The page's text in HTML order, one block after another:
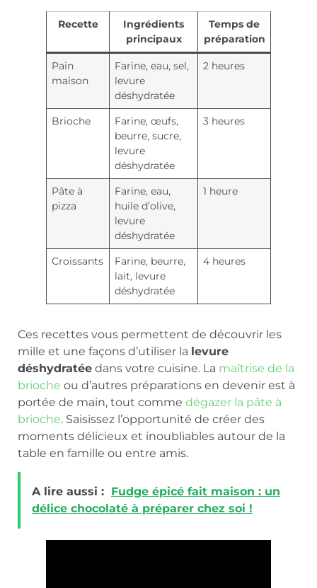
Recette
Ingrédients
principaux
Temps de
préparation
Pain
maison
Farine, eau, sel,
levure
déshydratée
2 heures
Brioche
Farine, œufs,
beurre, sucre,
levure
déshydratée
3 heures
Pâte à
pizza
Farine, eau,
huile d’olive,
levure
déshydratée
1 heure
Croissants
Farine, beurre,
lait, levure
déshydratée
4 heures
Ces recettes vous permettent de découvrir les
mille et une façons d’utiliser la levure
déshydratée dans votre cuisine. La maîtrise de la
brioche ou d’autres préparations en devenir est à
portée de main, tout comme dégazer la pâte à
brioche. Saisissez l’opportunité de créer des
moments délicieux et inoubliables autour de la
table en famille ou entre amis.
A lire aussi : Fudge épicé fait maison : un
délice chocolaté à préparer chez soi !